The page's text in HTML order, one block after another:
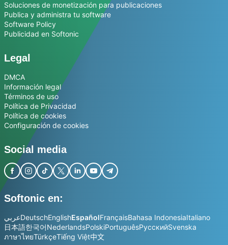
Soluciones de monetización para publicaciones
Publica y administra tu software
Software Policy
Publicidad en Softonic
Legal
DMCA
Información legal
Términos de uso
Política de Privacidad
Política de cookies
Configuración de cookies
Social media
Softonic en:
عربيDeutschEnglishEspañolFrançaisBahasa IndonesiaItaliano
日本語한국어NederlandsPolskiPortuguêsРусскийSvenska
ภาษาไทยTürkçeTiếng Việt中文